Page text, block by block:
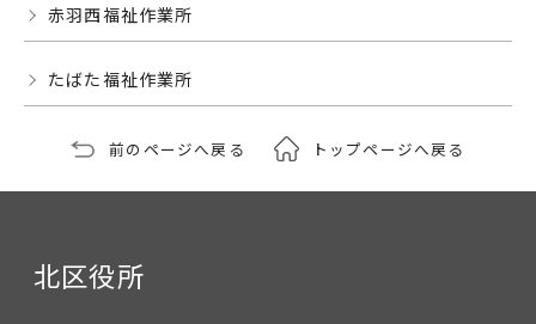
赤羽西福祉作業所
たばた福祉作業所
前のページへ戻る トップページへ戻る
北区役所